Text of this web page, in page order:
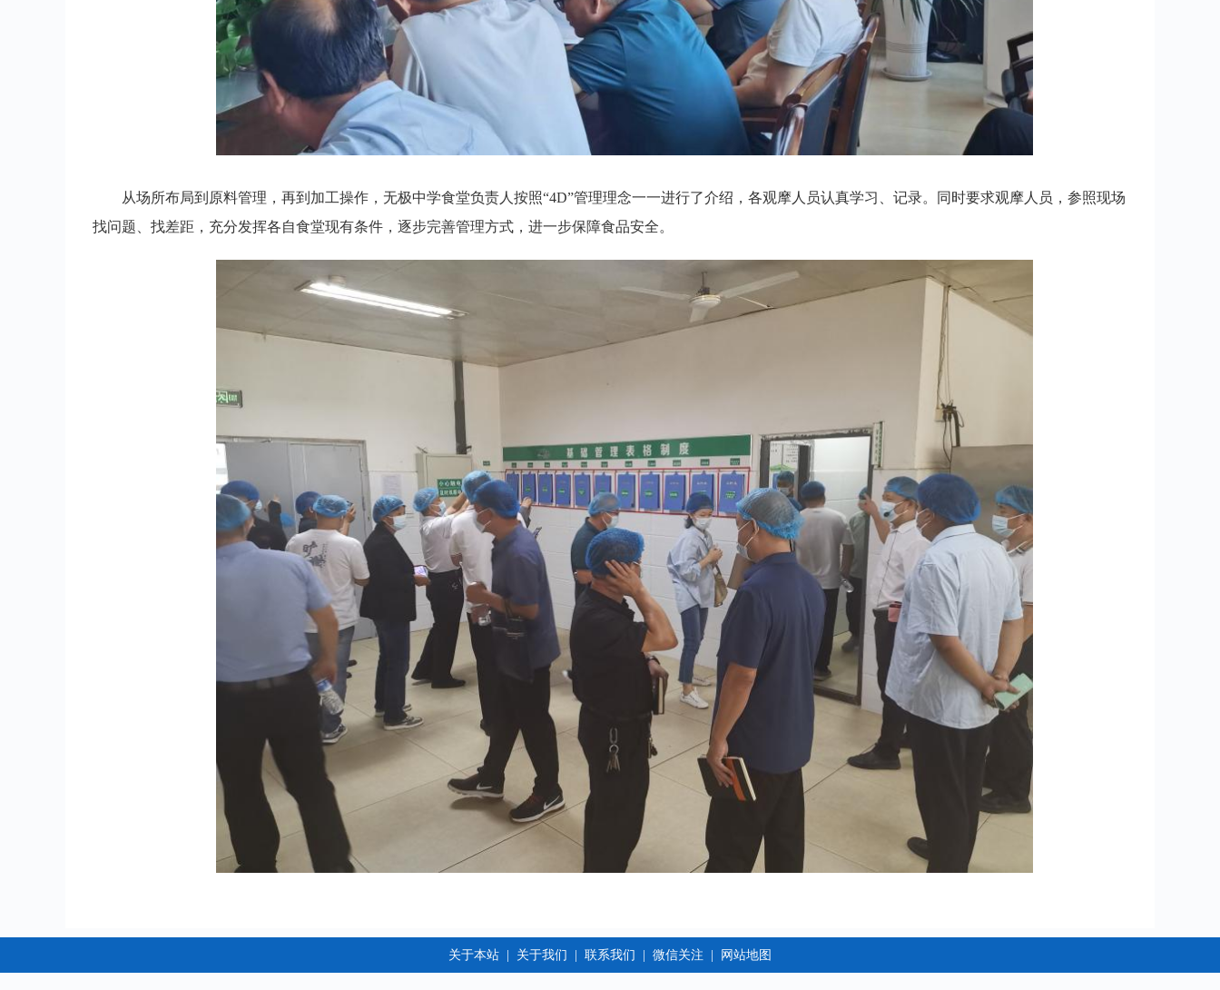
从场所布局到原料管理，再到加工操作，无极中学食堂负责人按照“4D”管理理念一一进行了介绍，各观摩人员认真学习、记录。同时要求观摩人员，参照现场
找问题、找差距，充分发挥各自食堂现有条件，逐步完善管理方式，进一步保障食品安全。